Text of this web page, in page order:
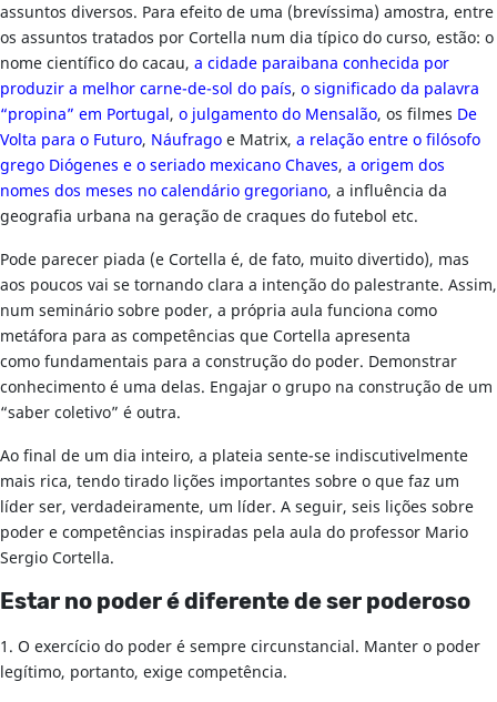
assuntos diversos. Para efeito de uma (brevíssima) amostra, entre
os assuntos tratados por Cortella num dia típico do curso, estão: o
nome científico do cacau, a cidade paraibana conhecida por
produzir a melhor carne-de-sol do país, o significado da palavra
“propina” em Portugal, o julgamento do Mensalão, os filmes De
Volta para o Futuro, Náufragoe Matrix, a relação entre o filósofo
grego Diógenes e o seriado mexicano Chaves, a origem dos
nomes dos meses no calendário gregoriano, a influência da
geografia urbana na geração de craques do futebol etc.
Pode parecer piada (e Cortella é, de fato, muito divertido), mas
aos poucos vai se tornando clara a intenção do palestrante. Assim,
num seminário sobre poder, a própria aula funciona como
metáfora para as competências que Cortella apresenta
como fundamentais para a construção do poder. Demonstrar
conhecimento é uma delas. Engajar o grupo na construção de um
“saber coletivo” é outra.
Ao final de um dia inteiro, a plateia sente-se indiscutivelmente
mais rica, tendo tirado lições importantes sobre o que faz um
líder ser, verdadeiramente, um líder. A seguir, seis lições sobre
poder e competências inspiradas pela aula do professor Mario
Sergio Cortella.
Estar no poder é diferente de ser poderoso
1. O exercício do poder é sempre circunstancial. Manter o poder
legítimo, portanto, exige competência.